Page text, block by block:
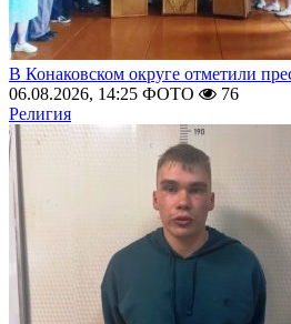
В Конаковском округе отметили
06.08.2026, 14:25 ФОТО
76
Религия